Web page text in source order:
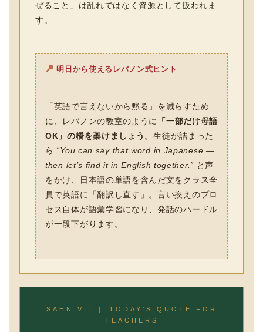
ぜること」は乱れではなく資源として扱われま
す。
明日から使えるレバノン式ヒント
「英語で言えないから黙る」を減らすため
に、レバノンの教室のように
「一部だけ母語
OK」の橋を架けましょう 。生徒が詰まった
ら “You can say that word in Japanese —
then let’s find it in English together.” と声
をかけ、日本語の単語を含んだ文をクラス全
員で英語に「翻訳し直す」。言い換えのプロ
セス自体が語彙学習になり、発話のハードル
が一段下がります。
SAHN VII ｜ TODAY’S QUOTE FOR
TEACHERS